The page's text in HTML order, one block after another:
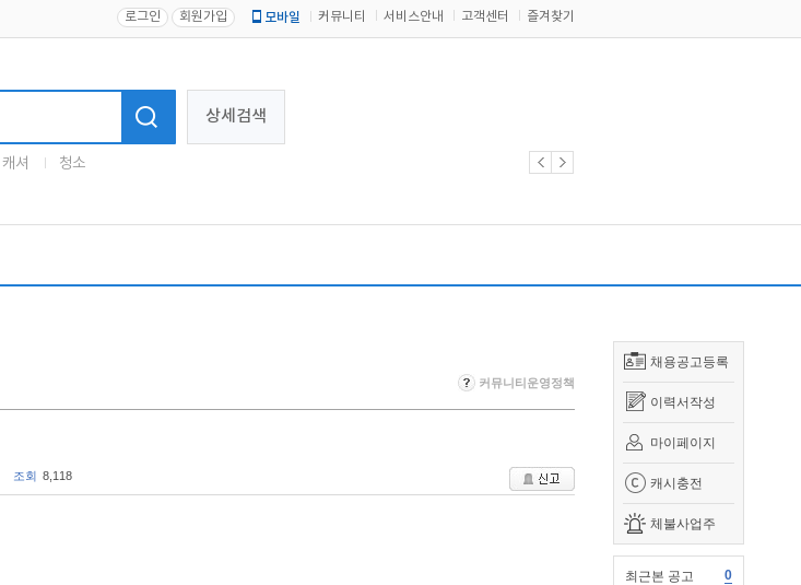
로그인 회원가입 모바일 커뮤니티 서비스안내 고객센터 즐겨찾기
상세검색
캐셔 청소
채용공고등록
이력서작성
마이페이지
캐시충전
체불사업주
최근본 공고 0
커뮤니티운영정책
조회 8,118